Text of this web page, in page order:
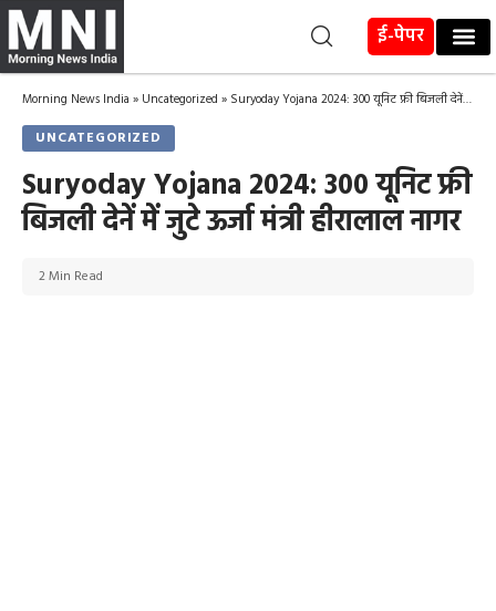
ई-पेपर
Morning News India » Uncategorized » Suryoday Yojana 2024: 300 यूनिट फ्री बिजली देनें में जुटे ऊर्जा मंत्री हीरालाल नागर
UNCATEGORIZED
Suryoday Yojana 2024: 300 यूनिट फ्री
बिजली देनें में जुटे ऊर्जा मंत्री हीरालाल नागर
2 Min Read